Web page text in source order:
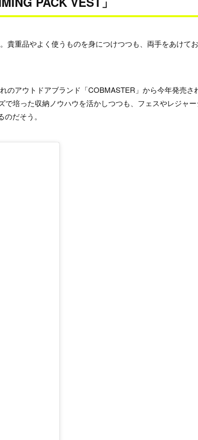
重品やよく使うものを身につけつつも、両手をあけてお
のアウトドアブランド「COBMASTER」から今年発売さ
培った収納ノウハウを活かしつつも、フェスやレジャー
だそう。